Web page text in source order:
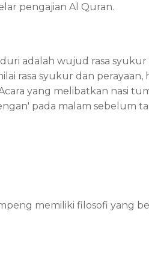
pengajian Al Quran.
adalah wujud rasa syukur
rasa syukur dan perayaan,
yang melibatkan nasi
pada malam sebelum
memiliki filosofi yang